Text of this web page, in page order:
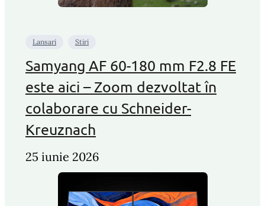
Lansari Stiri
Samyang AF 60-180 mm F2.8 FE
este aici – Zoom dezvoltat în
colaborare cu Schneider-
Kreuznach
25 iunie 2026